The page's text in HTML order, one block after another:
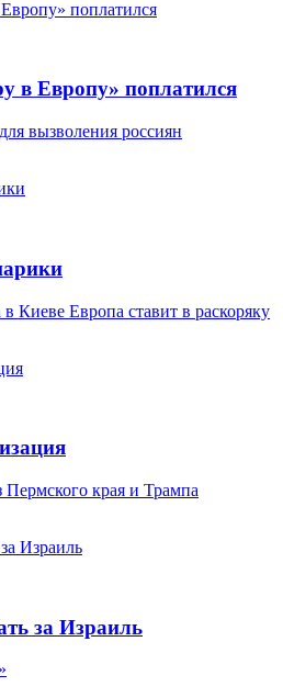
в Европу» поплатился
вызволения россиян
Киеве Европа ставит в раскоряку
Пермского края и Трампа
за Израиль